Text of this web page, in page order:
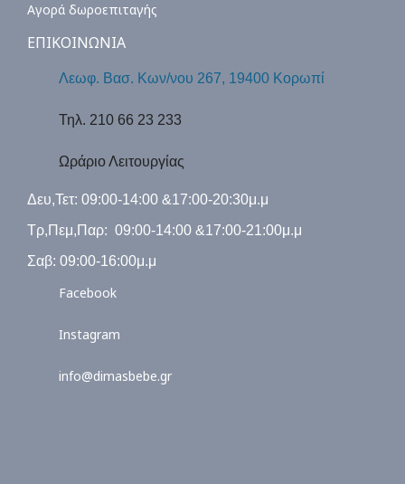
Αγορά δωροεπιταγής
ΕΠΙΚΟΙΝΩΝΙΑ
Λεωφ. Βασ. Κων/νου 267, 19400 Κορωπί
Τηλ. 210 66 23 233
Ωράριο Λειτουργίας
Δευ,Τετ: 09:00-14:00 &17:00-20:30μ.μ
Τρ,Πεμ,Παρ: 09:00-14:00 &17:00-21:00μ.μ
Σαβ: 09:00-16:00μ.μ
Facebook
Instagram
info@dimasbebe.gr